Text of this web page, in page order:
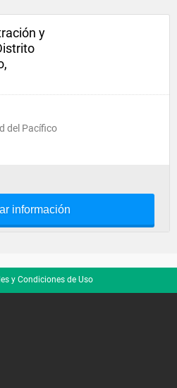
y
del Pacífico
información
y Condiciones de Uso